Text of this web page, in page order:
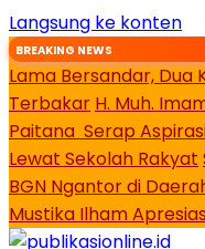
Langsung ke konten
BREAKING NEWS
Lama Bersandar, Dua
Terbakar H. Muh.
Paitana Serap
Lewat Sekolah Rakyat
BGN Ngantor di
Mustika Ilham